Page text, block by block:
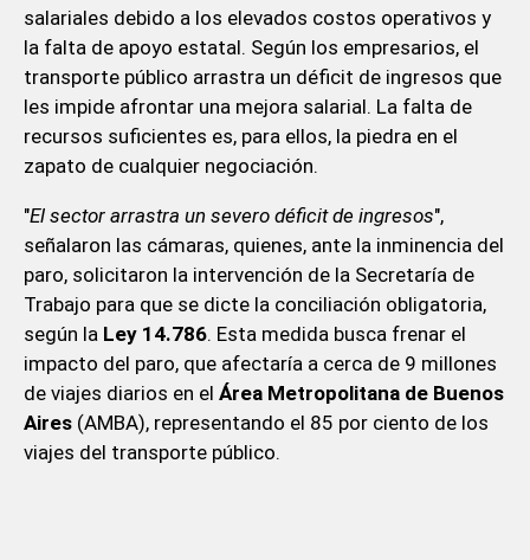
salariales debido a los elevados costos operativos y
la falta de apoyo estatal. Según los empresarios, el
transporte público arrastra un déficit de ingresos que
les impide afrontar una mejora salarial. La falta de
recursos suficientes es, para ellos, la piedra en el
zapato de cualquier negociación.
"El sector arrastra un severo déficit de ingresos",
señalaron las cámaras, quienes, ante la inminencia del
paro, solicitaron la intervención de la Secretaría de
Trabajo para que se dicte la conciliación obligatoria,
según la Ley 14.786. Esta medida busca frenar el
impacto del paro, que afectaría a cerca de 9 millones
de viajes diarios en el Área Metropolitana de Buenos
Aires (AMBA), representando el 85 por ciento de los
viajes del transporte público.